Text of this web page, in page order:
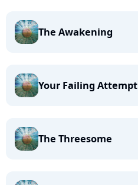
The Awakening
Your Failing Attempt
The Threesome